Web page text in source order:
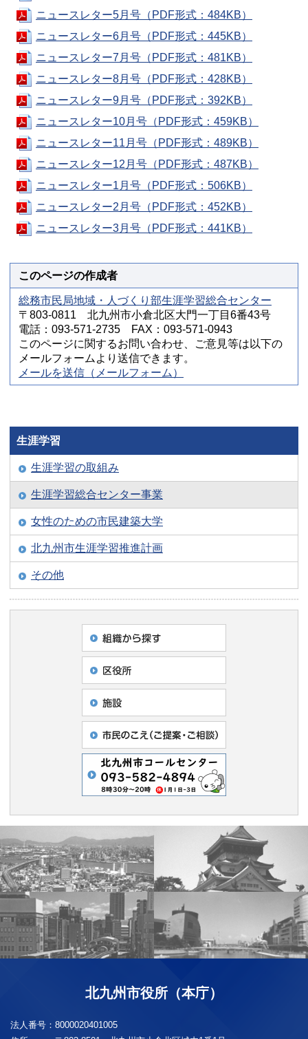
ニュースレター5月号（PDF形式：484KB）
ニュースレター6月号（PDF形式：445KB）
ニュースレター7月号（PDF形式：481KB）
ニュースレター8月号（PDF形式：428KB）
ニュースレター9月号（PDF形式：392KB）
ニュースレター10月号（PDF形式：459KB）
ニュースレター11月号（PDF形式：489KB）
ニュースレター12月号（PDF形式：487KB）
ニュースレター1月号（PDF形式：506KB）
ニュースレター2月号（PDF形式：452KB）
ニュースレター3月号（PDF形式：441KB）
このページの作成者
総務市民局地域・人づくり部生涯学習総合センター
〒803-0811 北九州市小倉北区大門一丁目6番43号
電話：093-571-2735 FAX：093-571-0943
このページに関するお問い合わせ、ご意見等は以下の
メールフォームより送信できます。
メールを送信（メールフォーム）
生涯学習
生涯学習の取組み
生涯学習総合センター事業
女性のための市民建築大学
北九州市生涯学習推進計画
その他
北九州市役所（本庁）
法人番号： 8000020401005